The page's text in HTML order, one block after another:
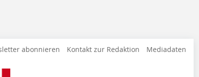
abonnieren Kontakt zur Redaktion Mediadaten